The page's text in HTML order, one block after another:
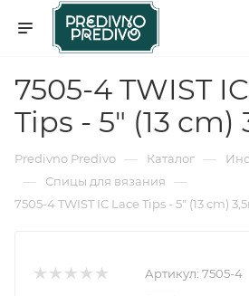
7505-4 TWIST
Tips - 5" (13 cm)
Predivno Predivo — Каталог —
— Спицы для вязания —
7505-4 TWIST IC Lace Tips - 5" (13 cm)
Артикул: 7505-4